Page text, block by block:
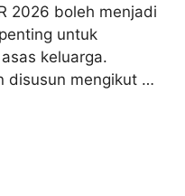
2026 boleh menjadi
untuk
keluarga.
disusun mengikut …